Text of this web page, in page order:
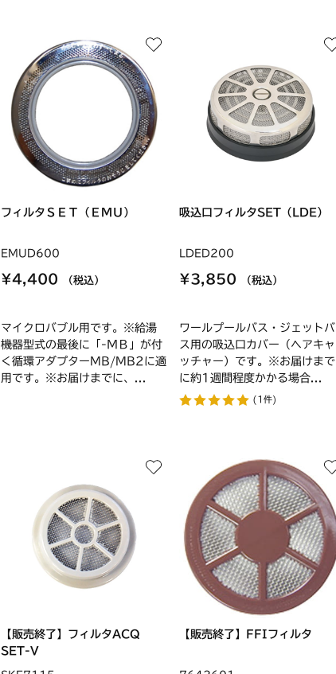
フィルタＳＥＴ（ＥＭＵ）
EMUD600
¥4,400 （税込）
マイクロバブル用です。※給湯
機器型式の最後に「-ＭＢ」が付
く循環アダプターMB/MB2に適
用です。※お届けまでに、...
吸込口フィルタSET（LDE）
LDED200
¥3,850 （税込）
ワールプールバス・ジェットバ
ス用の吸込口カバー（ヘアキャ
ッチャー）です。※お届けまで
に約1週間程度かかる場合...
(1件)
【販売終了】フィルタACQ
SET-V
【販売終了】FFIフィルタ